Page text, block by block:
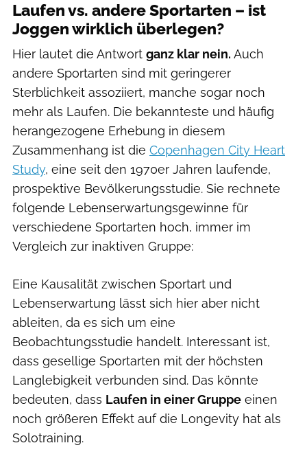
Laufen vs. andere Sportarten – ist
Joggen wirklich überlegen?
Hier lautet die Antwort ganz klar nein. Auch
andere Sportarten sind mit geringerer
Sterblichkeit assoziiert, manche sogar noch
mehr als Laufen. Die bekannteste und häufig
herangezogene Erhebung in diesem
Zusammenhang ist die Copenhagen City Heart
Study, eine seit den 1970er Jahren laufende,
prospektive Bevölkerungsstudie. Sie rechnete
folgende Lebenserwartungsgewinne für
verschiedene Sportarten hoch, immer im
Vergleich zur inaktiven Gruppe:
Eine Kausalität zwischen Sportart und
Lebenserwartung lässt sich hier aber nicht
ableiten, da es sich um eine
Beobachtungsstudie handelt. Interessant ist,
dass gesellige Sportarten mit der höchsten
Langlebigkeit verbunden sind. Das könnte
bedeuten, dass Laufen in einer Gruppe einen
noch größeren Effekt auf die Longevity hat als
Solotraining.